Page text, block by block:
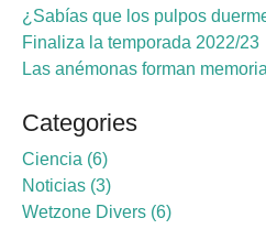
¿Sabías que los pulpos
Finaliza la temporada 2022/23
Las anémonas forman
Categories
Ciencia 6
Noticias 3
Wetzone Divers 6